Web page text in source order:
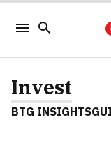
Invest
BTG INSIGHTS